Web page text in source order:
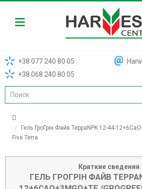
Harvest
+38 077 240 80 05
+38 068 240 80 05
Гель ГроГрін Файв ТерраNPK 12-44-
Five Terra
Краткие сведения
ГЕЛЬ ГРОГРІН ФАЙВ